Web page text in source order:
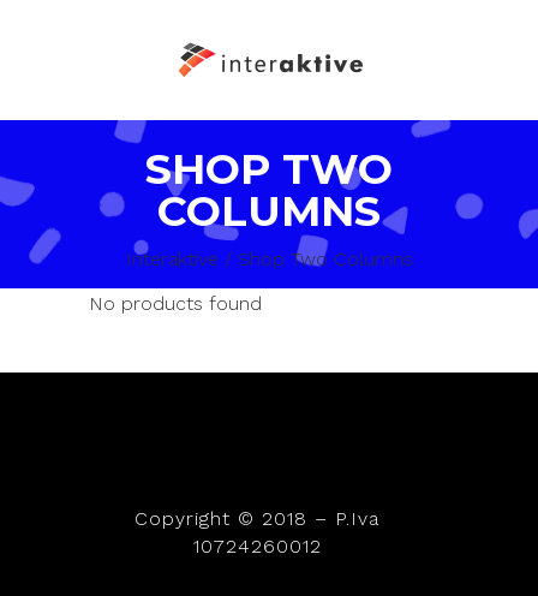
SHOP TWO
COLUMNS
Interaktive / Shop Two Columns
No products found
Copyright © 2018 – P.Iva
10724260012